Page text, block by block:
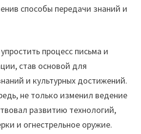
способы передачи знаний и
процесс письма и
став основой для
и культурных достижений.
не только изменил ведение
развитию технологий,
и огнестрельное оружие.